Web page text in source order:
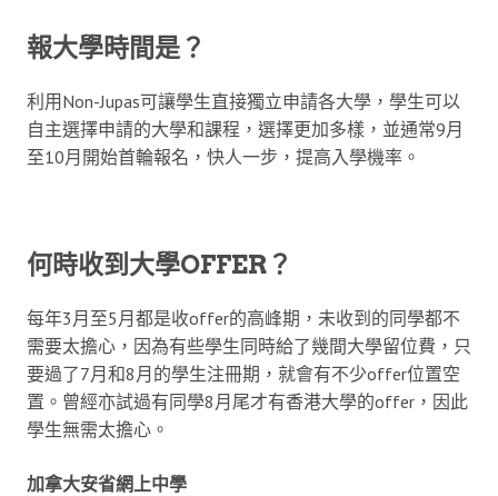
報大學時間是？
利用Non-Jupas可讓學生直接獨立申請各大學，學生可以
自主選擇申請的大學和課程，選擇更加多樣，並通常9月
至10月開始首輪報名，快人一步，提高入學機率。
何時收到大學OFFER？
每年3月至5月都是收offer的高峰期，未收到的同學都不
需要太擔心，因為有些學生同時給了幾間大學留位費，只
要過了7月和8月的學生注冊期，就會有不少offer位置空
置。曾經亦試過有同學8月尾才有香港大學的offer，因此
學生無需太擔心。
加拿大安省網上中學